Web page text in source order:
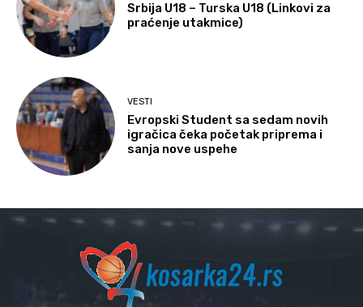
Srbija U18 – Turska U18 (Linkovi za
praćenje utakmice)
VESTI
Evropski Student sa sedam novih
igračica čeka početak priprema i
sanja nove uspehe